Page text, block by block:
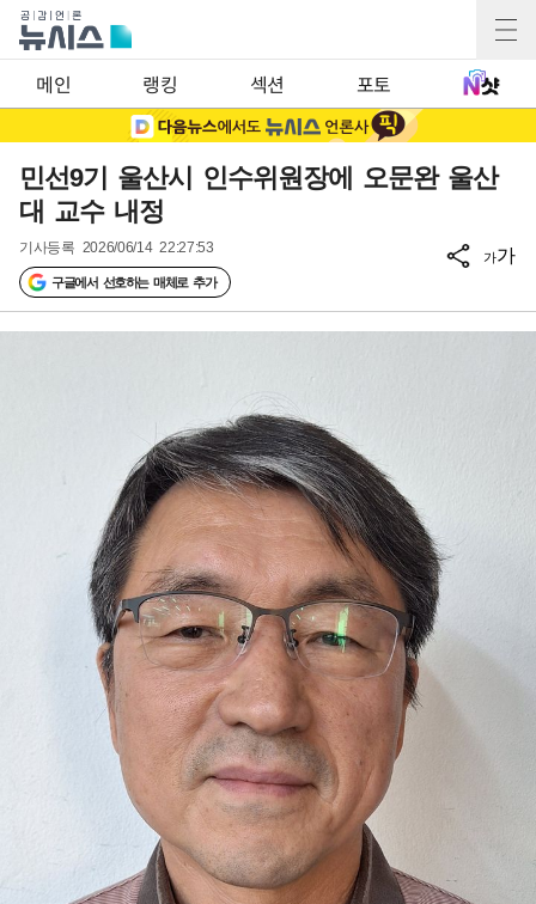
메인 랭킹 섹션 포토
민선9기 울산시 인수위원장에 오문완 울산
대 교수 내정
기사등록 2026/06/14 22:27:53
구글에서 선호하는 매체로 추가
가가